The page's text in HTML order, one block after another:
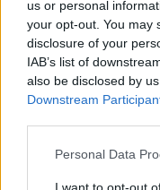
us or personal
your opt-out. You may
disclosure of your
IAB’s list of
also be disclosed by
Downstream
Personal Data
con l'assistenza
casa. Poter
senza restare in
completamente la
servizio ti aiuta